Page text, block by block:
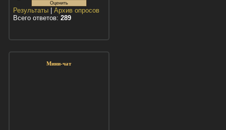
Результаты| Архив опросов
Всего ответов: 289
Мини-чат